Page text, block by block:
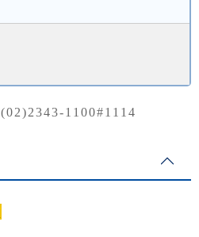
(02)2343-1100#1114